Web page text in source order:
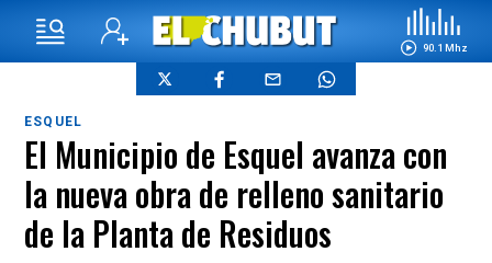
90.1 Mhz
ESQUEL
El Municipio de Esquel avanza con
la nueva obra de relleno sanitario
de la Planta de Residuos